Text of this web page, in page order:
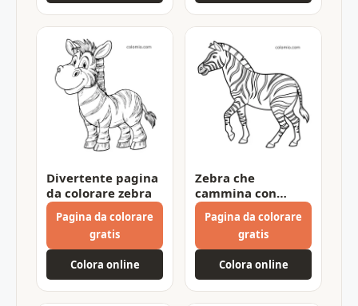
Divertente pagina
da colorare zebra
Pagina da colorare
gratis
Colora online
Zebra che
cammina con
strisce marcate
Pagina da colorare
gratis
Colora online